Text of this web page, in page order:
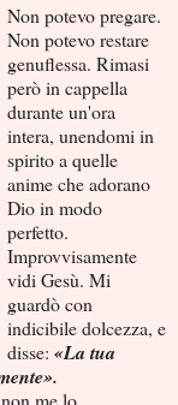
Non potevo pregare.
Non potevo restare
genuflessa. Rimasi
però in cappella
durante un'ora
intera, unendomi in
spirito a quelle
anime che adorano
Dio in modo
perfetto.
Improvvisamente
vidi Gesù. Mi
guardò con
indicibile dolcezza, e
disse: «La tua
me lo